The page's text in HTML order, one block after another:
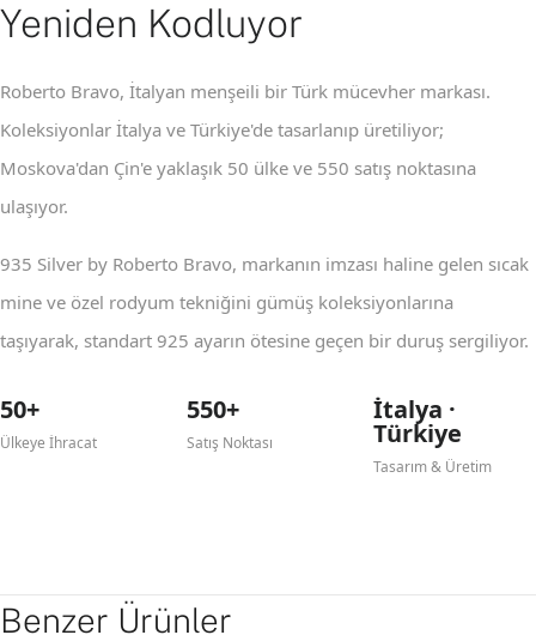
Yeniden Kodluyor
Roberto Bravo, İtalyan menşeili bir Türk mücevher markası.
Koleksiyonlar İtalya ve Türkiye'de tasarlanıp üretiliyor;
Moskova'dan Çin'e yaklaşık 50 ülke ve 550 satış noktasına
ulaşıyor.
935 Silver by Roberto Bravo, markanın imzası haline gelen sıcak
mine ve özel rodyum tekniğini gümüş koleksiyonlarına
taşıyarak, standart 925 ayarın ötesine geçen bir duruş sergiliyor.
50+
Ülkeye İhracat
550+
Satış Noktası
İtalya ·
Türkiye
Tasarım & Üretim
Benzer Ürünler